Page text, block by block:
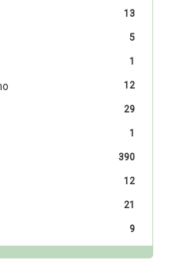
13
5
1
12
29
1
390
12
21
9